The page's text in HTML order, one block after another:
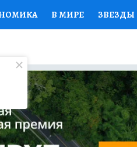
В МИРЕ ЗВЕЗДЫ
НАЦИОНАЛЬНЫЕ
СЕМЬЯ ЖЕНСКИЕ
СПЕЦПРОЕКТЫ
РАБОТА У НАС